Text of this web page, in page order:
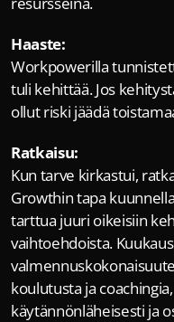
Haaste:
Workpowerilla
tuli kehittää. Jos
ollut riski jäädä
Ratkaisu:
Kun tarve kirkastui,
Growthin tapa
tarttua juuri oikeisiin
vaihtoehdoista.
koulutusta ja
käytännönläheisesti ja